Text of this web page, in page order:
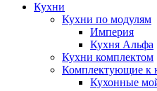
Кухни
Кухни по модулям
Империя
Кухня Альфа
Кухни комплектом
Комплектующие к
Кухонные